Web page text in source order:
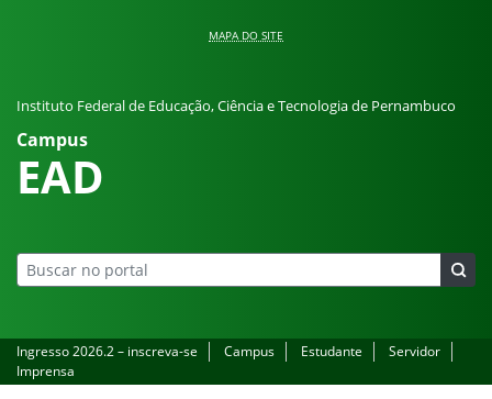
MAPA DO SITE
Instituto Federal de Educação, Ciência e Tecnologia de Pernambuco
Campus
EAD
Ingresso 2026.2 – inscreva-se Campus Estudante
Servidor
Imprensa